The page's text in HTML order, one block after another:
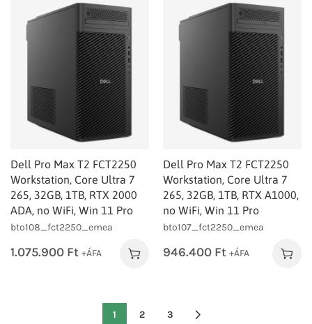
Dell Pro Max T2 FCT2250
Workstation, Core Ultra 7
265, 32GB, 1TB, RTX 2000
ADA, no WiFi, Win 11 Pro
bto108_fct2250_emea
1.075.900 Ft +ÁFA
Dell Pro Max T2 FCT2250
Workstation, Core Ultra 7
265, 32GB, 1TB, RTX A1000,
no WiFi, Win 11 Pro
bto107_fct2250_emea
946.400 Ft +ÁFA
1 2 3